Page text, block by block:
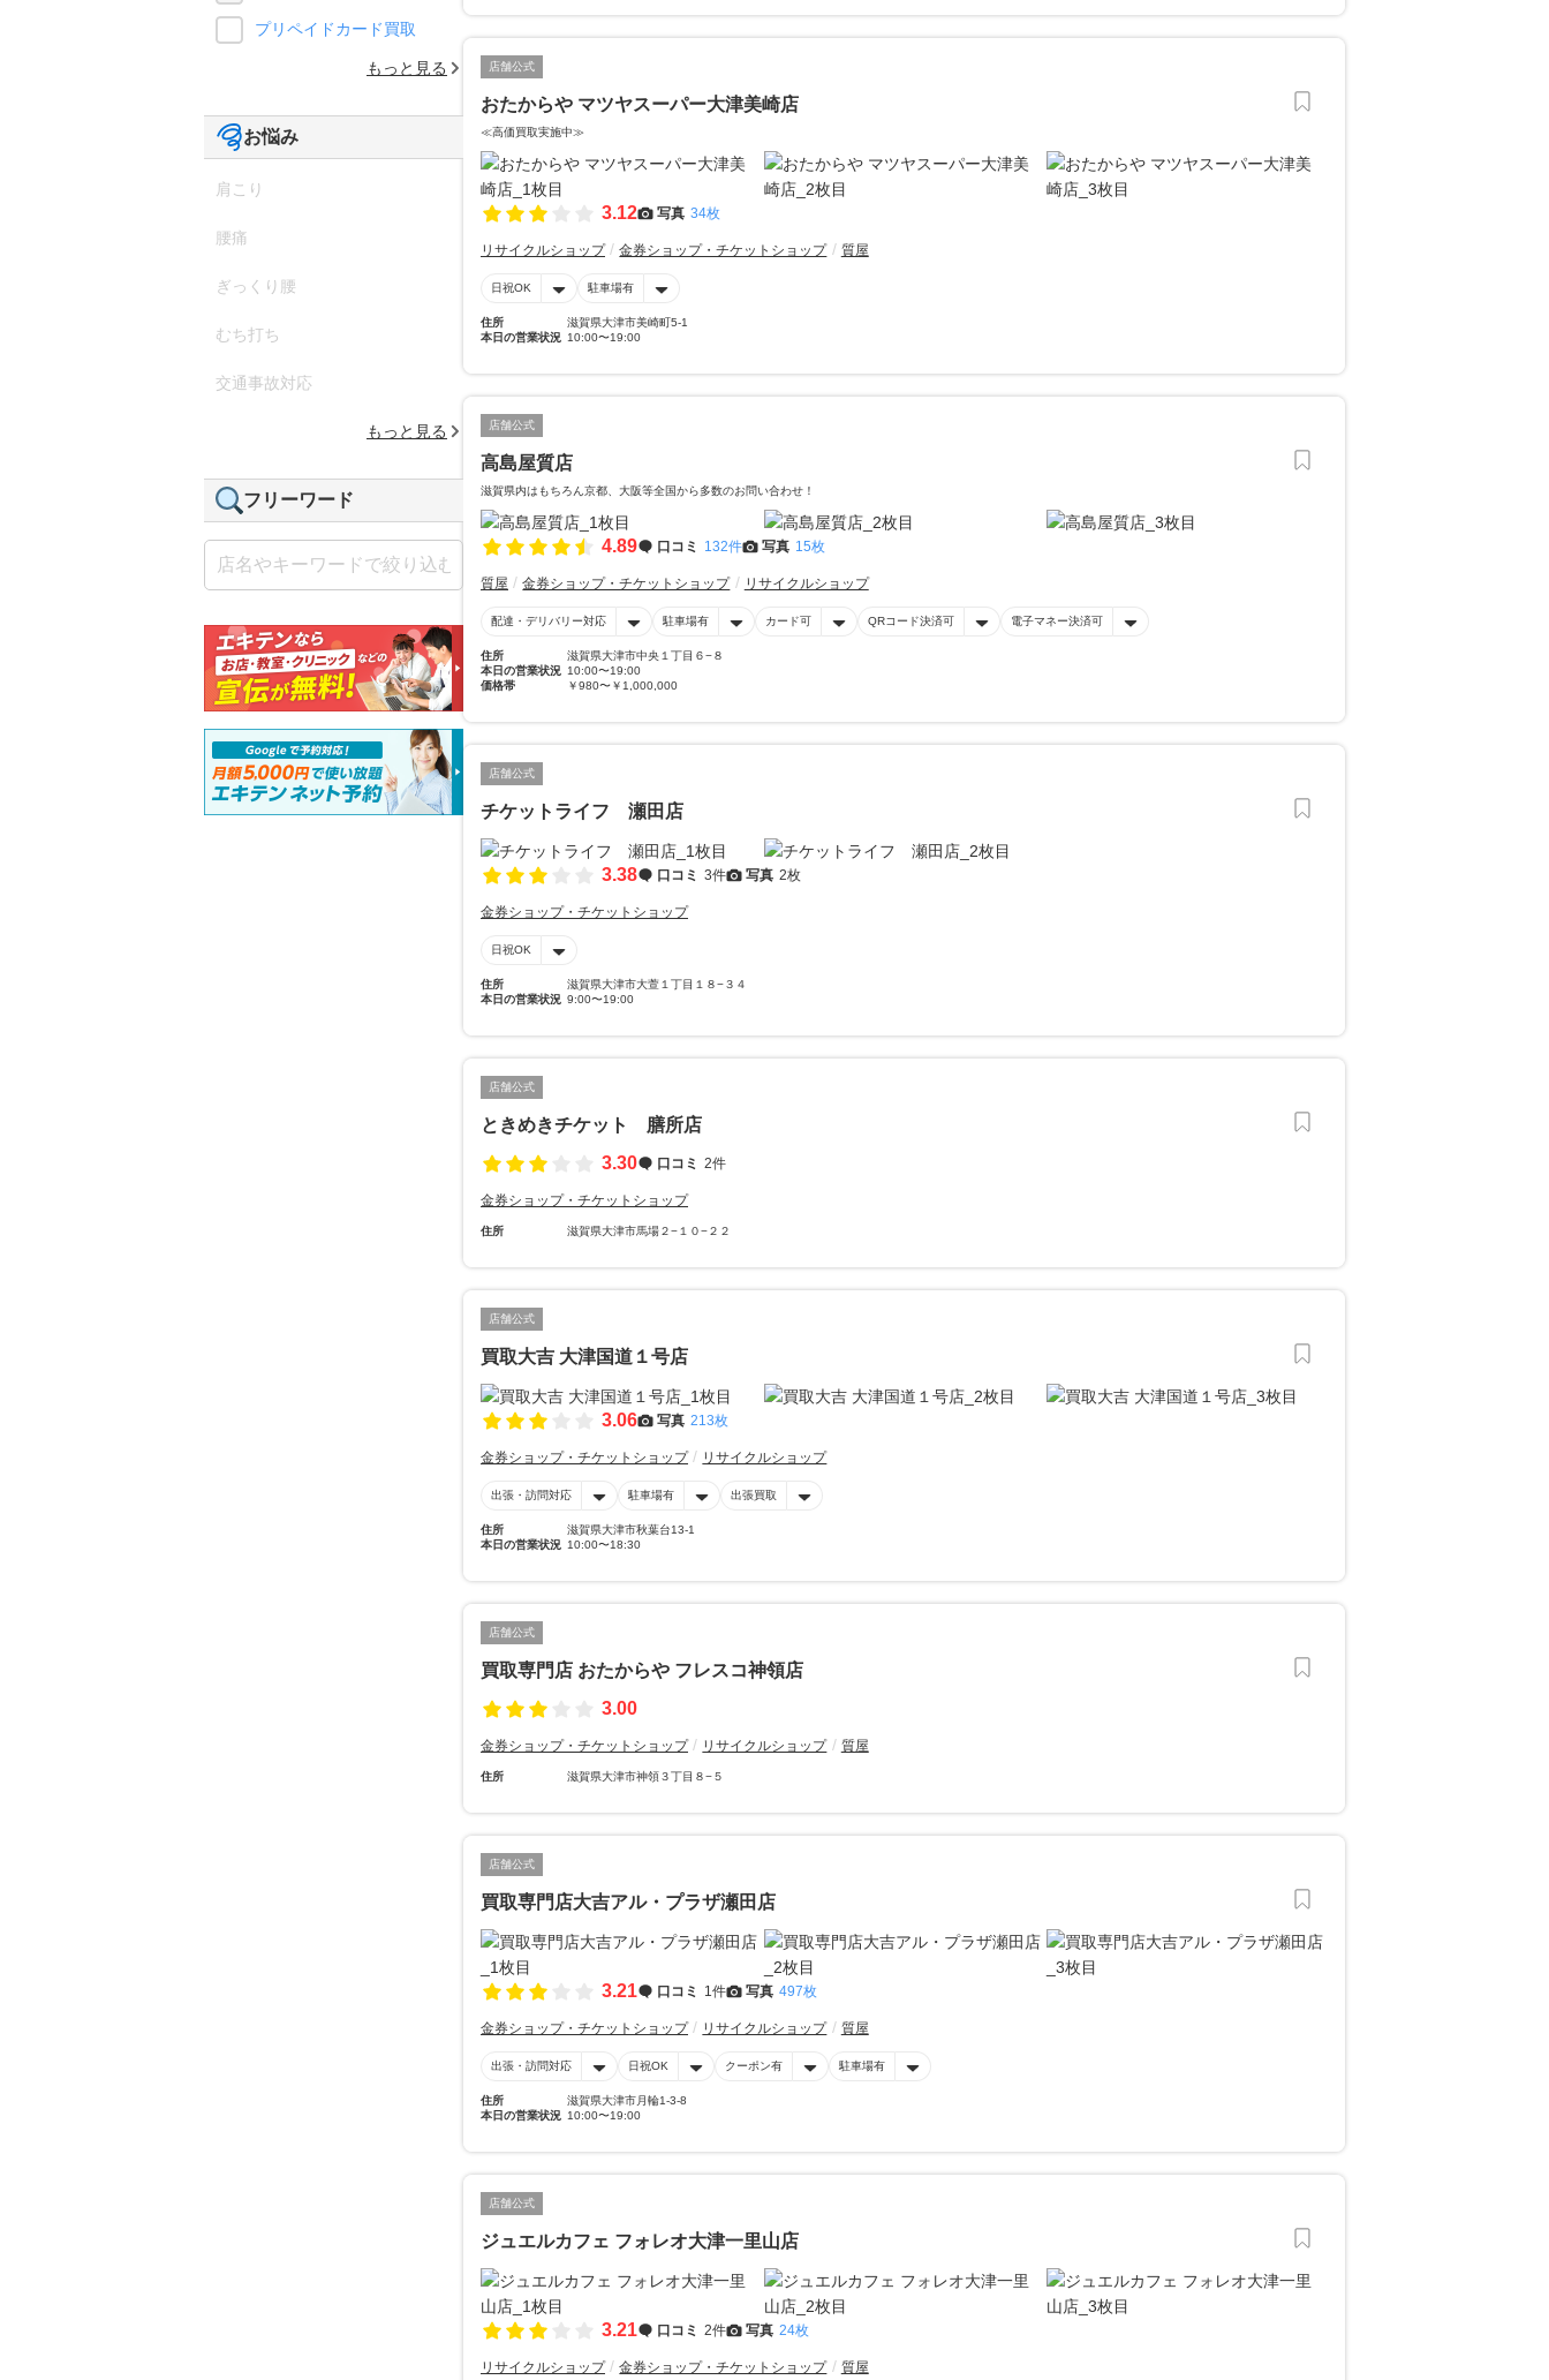
店舗公式
おたからや マツヤスーパー大津美崎店
≪高価買取実施中≫
3.12 写真 34枚
リサイクルショップ 金券ショップ・チケットショップ 質屋
日祝OK 駐車場有
住所
滋賀県大津市美崎町5-1
本日の営業状況 10:00〜19:00
店舗公式
高島屋質店
滋賀県内はもちろん京都、大阪等全国から多数のお問い合わせ！
4.89 口コミ 132件 写真 15枚
質屋 金券ショップ・チケットショップ リサイクルショップ
配達・デリバリー対応 駐車場有 カード可 QRコード決済可 電子マネー決済可
住所
滋賀県大津市中央１丁目６−８
本日の営業状況 10:00〜19:00
価格帯
￥980〜￥1,000,000
店舗公式
チケットライフ 瀬田店
3.38 口コミ 3件 写真 2枚
金券ショップ・チケットショップ
日祝OK
住所
滋賀県大津市大萱１丁目１８−３４
本日の営業状況 9:00〜19:00
店舗公式
ときめきチケット 膳所店
3.30
口コミ 2件
金券ショップ・チケットショップ
住所 滋賀県大津市馬場２−１０−２２
店舗公式
買取大吉 大津国道１号店
3.06 写真 213枚
金券ショップ・チケットショップ リサイクルショップ
出張・訪問対応 駐車場有 出張買取
住所
滋賀県大津市秋葉台13-1
本日の営業状況 10:00〜18:30
店舗公式
買取専門店 おたからや フレスコ神領店
3.00
金券ショップ・チケットショップ リサイクルショップ 質屋
住所 滋賀県大津市神領３丁目８−５
店舗公式
買取専門店大吉アル・プラザ瀬田店
3.21 口コミ 1件 写真 497枚
金券ショップ・チケットショップ リサイクルショップ 質屋
出張・訪問対応 日祝OK クーポン有 駐車場有
住所
滋賀県大津市月輪1-3-8
本日の営業状況 10:00〜19:00
店舗公式
ジュエルカフェ フォレオ大津一里山店
3.21 口コミ 2件 写真 24枚
リサイクルショップ 金券ショップ・チケットショップ 質屋
プリペイドカード買取
もっと見る
お悩み
肩こり
腰痛
ぎっくり腰
むち打ち
交通事故対応
もっと見る
フリーワード